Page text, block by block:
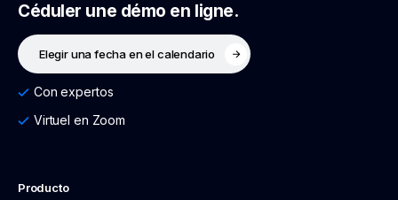
Céduler une démo en ligne.
Elegir una fecha en el calendario
Con expertos
Virtuel en Zoom
Producto